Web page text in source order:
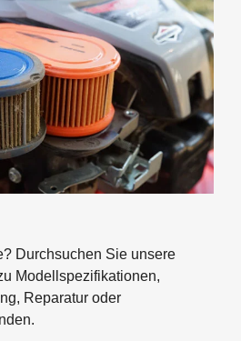
Durchsuchen Sie unsere
Modellspezifikationen,
Reparatur oder